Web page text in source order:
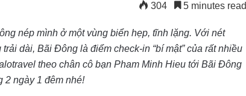
304 5 minutes read
nép mình ở một vùng biển hẹp, tĩnh lặng. Với nét
dài, Bãi Đông là điểm check-in “bí mật” của rất nhiều
theo chân cô bạn Pham Minh Hieu tới Bãi Đông
2 ngày 1 đêm nhé!